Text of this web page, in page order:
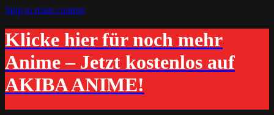
Skip to main content
Klicke hier für noch mehr
Anime – Jetzt kostenlos auf
AKIBA ANIME!